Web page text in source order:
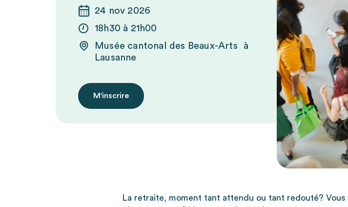
24 nov 2026
18h30 à 21h00
Musée cantonal des Beaux-Arts à
Lausanne
M'inscrire
La retraite, moment tant attendu ou tant redouté?